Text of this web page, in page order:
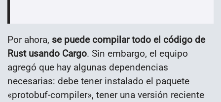
Por ahora, se puede compilar todo el código de
Rust usando Cargo. Sin embargo, el equipo
agregó que hay algunas dependencias
necesarias: debe tener instalado el paquete
«protobuf-compiler», tener una versión reciente